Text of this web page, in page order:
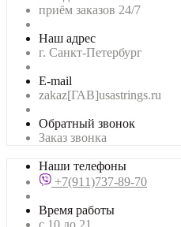
приём заказов 24/7
Наш адрес
г. Санкт-Петербург
E-mail
zakaz[ГАВ]usastrings.ru
Обратный звонок
Заказ звонка
Наши телефоны
+7(911)737-89-70
Время работы
с 10 до 21